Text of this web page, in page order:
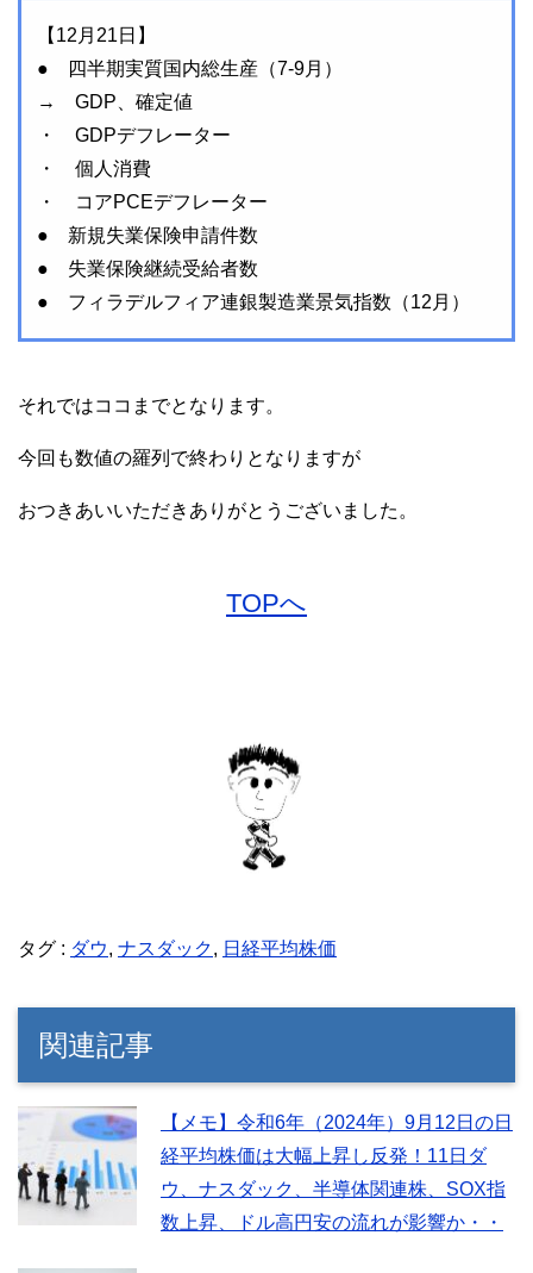
【12月21日】
● 四半期実質国内総生産（7-9月）
→ GDP、確定値
・ GDPデフレーター
・ 個人消費
・ コアPCEデフレーター
● 新規失業保険申請件数
● 失業保険継続受給者数
● フィラデルフィア連銀製造業景気指数（12月）
それではココまでとなります。
今回も数値の羅列で終わりとなりますが
おつきあいいただきありがとうございました。
TOPへ
タグ : ダウ, ナスダック, 日経平均株価
関連記事
【メモ】令和6年（2024年）9月12日の日
経平均株価は大幅上昇し反発！11日ダ
ウ、ナスダック、半導体関連株、SOX指
数上昇、ドル高円安の流れが影響か・・